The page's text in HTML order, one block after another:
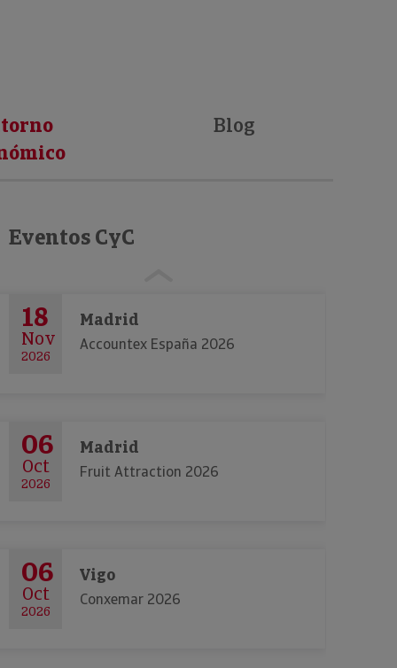
Blog
Eventos CyC
18
Nov
2026
Madrid
Accountex España 2026
06
Oct
2026
Madrid
Fruit Attraction 2026
06
Oct
2026
Vigo
Conxemar 2026